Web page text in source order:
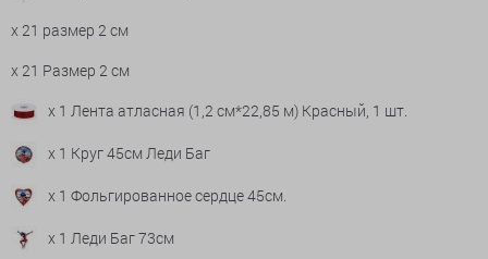
x 21 размер 2 см
x 21 Размер 2 см
x 1 Лента атласная (1,2 см*22,85 м) Красный, 1 шт.
x 1 Круг 45см Леди Баг
x 1 Фольгированное сердце 45см.
x 1 Леди Баг 73см